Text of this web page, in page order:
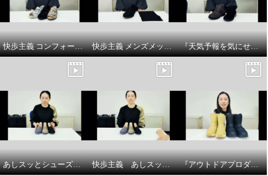
快歩主義 コンフォートサンダルシューズ商品説明 快歩主義 メンズメッシュスリッポンシューズ商品 説明 『天気予報を気にせず履けるトップドライ』ベルト付きショートブーツの商品紹介とサイズについてです
あしスッとシューズサイズについて 快歩主義 あしスッとシューズ 商品説明 『アウトドアプロダクツ』 防水厚底ウィンターブーツのサイズについてです